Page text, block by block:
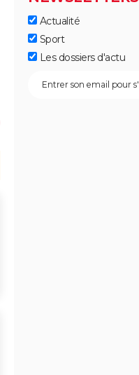
Actualité
Sport
Les dossiers d'actu